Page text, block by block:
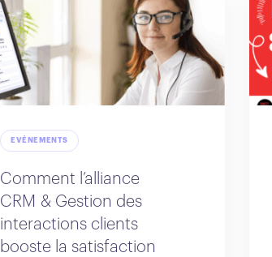
EVÉNEMENTS
Comment l’alliance
CRM & Gestion des
interactions clients
booste la satisfaction